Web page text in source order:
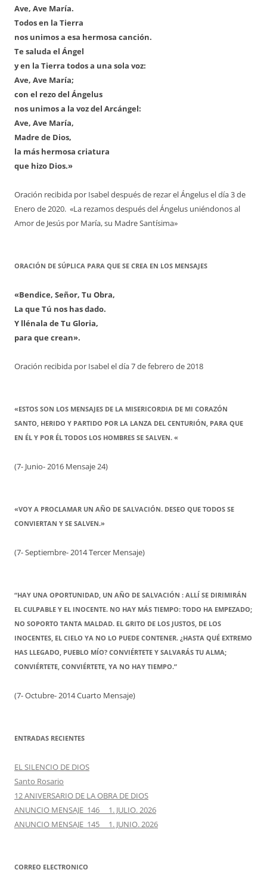
Ave, Ave María.
Todos en la Tierra
nos unimos a esa hermosa canción.
Te saluda el Ángel
y en la Tierra todos a una sola voz:
Ave, Ave María;
con el rezo del Ángelus
nos unimos a la voz del Arcángel:
Ave, Ave María,
Madre de Dios,
la más hermosa criatura
que hizo Dios.»
Oración recibida por Isabel después de rezar el Ángelus el día 3 de
Enero de 2020. «La rezamos después del Ángelus uniéndonos al
Amor de Jesús por María, su Madre Santísima»
ORACIÓN DE SÚPLICA PARA QUE SE CREA EN LOS MENSAJES
«Bendice, Señor, Tu Obra,
La que Tú nos has dado.
Y llénala de Tu Gloria,
para que crean».
Oración recibida por Isabel el día 7 de febrero de 2018
«ESTOS SON LOS MENSAJES DE LA MISERICORDIA DE MI CORAZÓN
SANTO, HERIDO Y PARTIDO POR LA LANZA DEL CENTURIÓN, PARA QUE
EN ÉL Y POR ÉL TODOS LOS HOMBRES SE SALVEN. «
(7- Junio- 2016 Mensaje 24)
«VOY A PROCLAMAR UN AÑO DE SALVACIÓN. DESEO QUE TODOS SE
CONVIERTAN Y SE SALVEN.»
(7- Septiembre- 2014 Tercer Mensaje)
“HAY UNA OPORTUNIDAD, UN AÑO DE SALVACIÓN : ALLÍ SE DIRIMIRÁN
EL CULPABLE Y EL INOCENTE. NO HAY MÁS TIEMPO: TODO HA EMPEZADO;
NO SOPORTO TANTA MALDAD. EL GRITO DE LOS JUSTOS, DE LOS
INOCENTES, EL CIELO YA NO LO PUEDE CONTENER. ¿HASTA QUÉ EXTREMO
HAS LLEGADO, PUEBLO MÍO? CONVIÉRTETE Y SALVARÁS TU ALMA;
CONVIÉRTETE, CONVIÉRTETE, YA NO HAY TIEMPO.”
(7- Octubre- 2014 Cuarto Mensaje)
ENTRADAS RECIENTES
EL SILENCIO DE DIOS
Santo Rosario
12 ANIVERSARIO DE LA OBRA DE DIOS
ANUNCIO MENSAJE 146 1. JULIO. 2026
ANUNCIO MENSAJE 145 1. JUNIO. 2026
CORREO ELECTRONICO